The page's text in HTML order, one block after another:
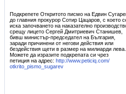
Подкрепете Откритото писмо на Едвин
до главния прокурор Сотир Цацаров, с което
иска започването на наказателно
срещу лицето Сергей Дмитриевич Станишев,
бивш министър-председател на България,
заради причинени от негови действия или
бездействия щети в размер на милиарди лева.
Можете да изразите подкрепата си чрез
петиция на адрес: http://www.peticiq.com/
otkrito_pismo_sugarev